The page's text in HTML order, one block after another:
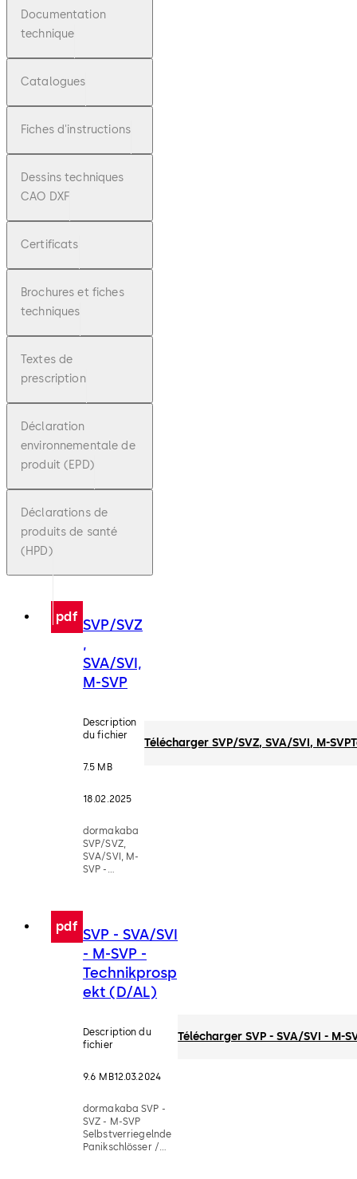
Documentation
technique
Catalogues
Fiches d'instructions
Dessins techniques
CAO DXF
Certificats
Brochures et fiches
techniques
Textes de
prescription
Déclaration
environnementale de
produit (EPD)
Déclarations de
produits de santé
(HPD)
pdf SVP/SVZ
,
SVA/SVI,
M-SVP
Description
du fichier
7.5 MB
18.02.2025
dormakaba
SVP/SVZ,
SVA/SVI, M-
SVP -
verrouillage
Télécharger SVP/SVZ, SVA/SVI, M-SVP
pdf SVP - SVA/SVI
- M-SVP -
Technikprosp
ekt (D/AL)
Description du
fichier
9.6 MB12.03.2024
dormakaba SVP -
SVZ - M-SVP
Selbstverriegelnde
Panikschlösser /
Télécharger SVP - SVA/SVI - M-